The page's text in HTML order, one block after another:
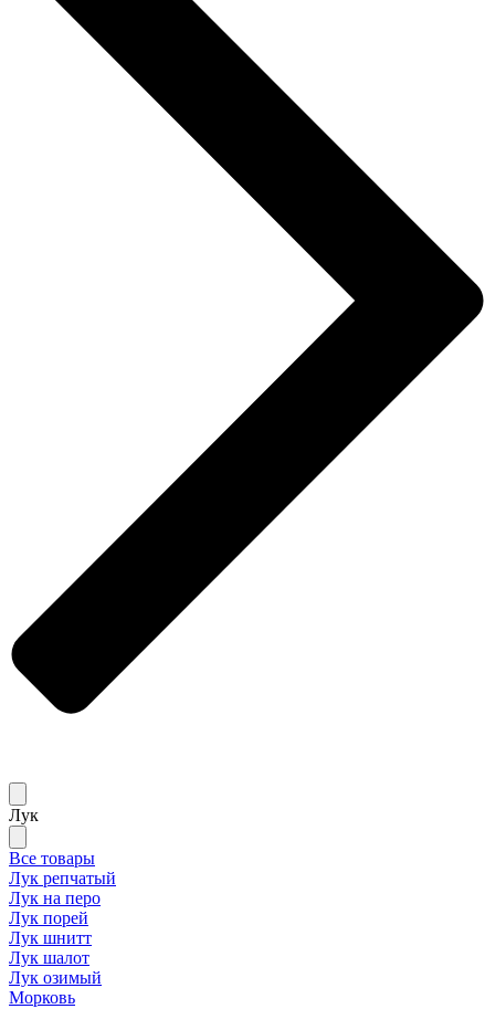
Лук
Все товары
Лук репчатый
Лук на перо
Лук порей
Лук шнитт
Лук шалот
Лук озимый
Морковь